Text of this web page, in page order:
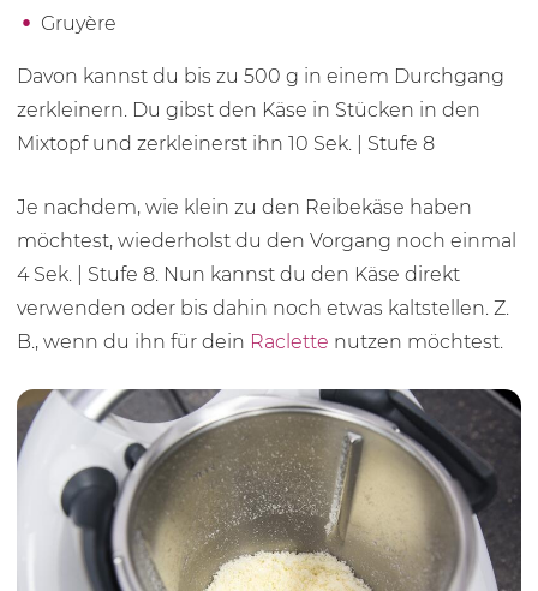
Gruyère
Davon kannst du bis zu 500 g in einem Durchgang
zerkleinern. Du gibst den Käse in Stücken in den
Mixtopf und zerkleinerst ihn 10 Sek. | Stufe 8
Je nachdem, wie klein zu den Reibekäse haben
möchtest, wiederholst du den Vorgang noch einmal
4 Sek. | Stufe 8. Nun kannst du den Käse direkt
verwenden oder bis dahin noch etwas kaltstellen. Z.
B., wenn du ihn für dein Raclette nutzen möchtest.